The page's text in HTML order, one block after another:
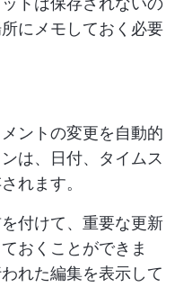
にメモしておく必要
ントの変更を自動的
は、日付、タイムス
れます。
付けて、重要な更新
おくことができま
れた編集を表示して